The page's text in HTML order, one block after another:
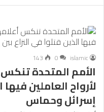
islamic
0
143
الأمم المتحدة
لأرواح العاملين
إسرائل وحماس